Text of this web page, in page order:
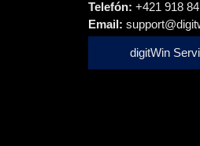
Telefón: +421 918
Email:
digitWin